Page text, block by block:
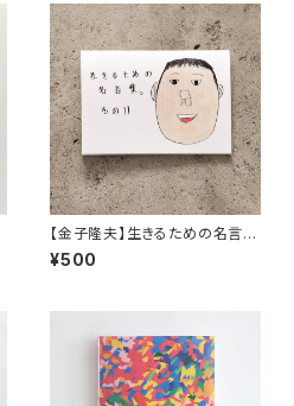
【金子隆夫】生きるための名言
集。その11
¥500